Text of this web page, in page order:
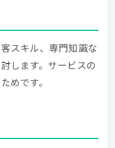
スキル、専門知識な
します。サービスの
めです。